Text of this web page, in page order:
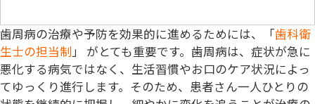
歯周病の治療や予防を効果的に進めるためには、「歯科衛
生士の担当制 」 がとても重要です。歯周病は、症状が急に
悪化する病気ではなく、生活習慣やお口のケア状況によっ
てゆっくり進行します。そのため、患者さん一人ひとりの